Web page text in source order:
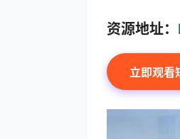
资源地址：
立即观看